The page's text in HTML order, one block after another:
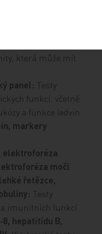
běžné denní
která může mít
panel: Testy
funkcí, včetně
a funkce ledvin.
markery
elektroforéza
moči
řetězce,
Testy
imunitních funkcí.
hepatitidu B,